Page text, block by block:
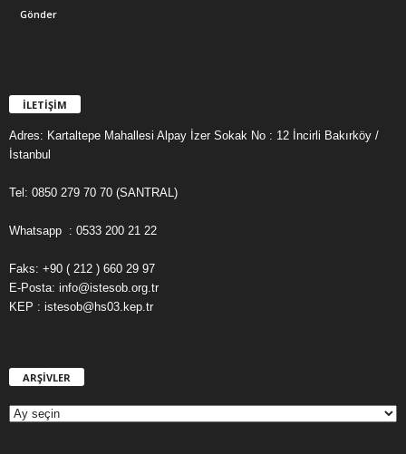
İLETİŞİM
Adres: Kartaltepe Mahallesi Alpay İzer Sokak No : 12 İncirli Bakırköy /
İstanbul
Tel: 0850 279 70 70 (SANTRAL)
Whatsapp : 0533 200 21 22
Faks: +90 ( 212 ) 660 29 97
E-Posta: info@istesob.org.tr
KEP : istesob@hs03.kep.tr
ARŞİVLER